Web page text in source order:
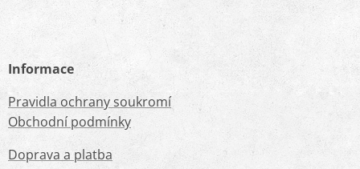
Informace
Pravidla ochrany soukromí
Obchodní podmínky
Doprava a platba